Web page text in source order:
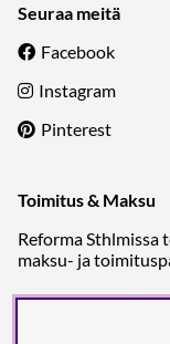
Seuraa meitä
Facebook
Instagram
Pinterest
Toimitus & Maksu
Reforma Sthlmissa
maksu- ja